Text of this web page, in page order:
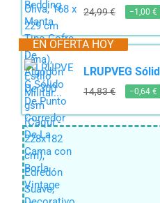
24,99 € −1,00 €
EN OFERTA HOY
LRUPVEG
14,83 € −0,64 €